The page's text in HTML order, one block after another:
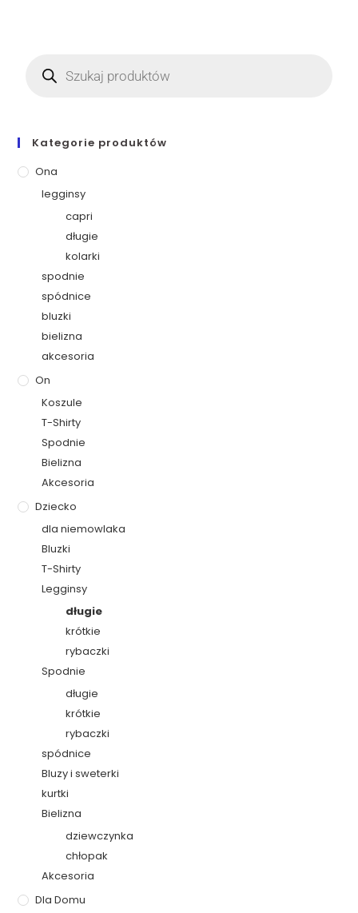
Kategorie produktów
Ona
legginsy
capri
długie
kolarki
spodnie
spódnice
bluzki
bielizna
akcesoria
On
Koszule
T-Shirty
Spodnie
Bielizna
Akcesoria
Dziecko
dla niemowlaka
Bluzki
T-Shirty
Legginsy
długie
krótkie
rybaczki
Spodnie
długie
krótkie
rybaczki
spódnice
Bluzy i sweterki
kurtki
Bielizna
dziewczynka
chłopak
Akcesoria
Dla Domu